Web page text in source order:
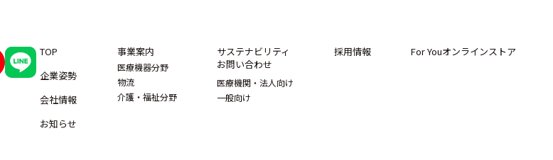
TOP
企業姿勢
会社情報
お知らせ
事業案内
医療機器分野
物流
介護・福祉分野
サステナビリティ
お問い合わせ
医療機関・法人向け
一般向け
採用情報 For Youオンラインストア